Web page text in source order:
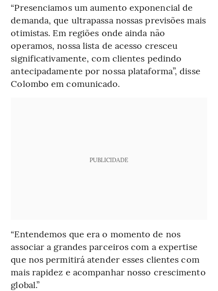
“Presenciamos um aumento exponencial de
demanda, que ultrapassa nossas previsões mais
otimistas. Em regiões onde ainda não
operamos, nossa lista de acesso cresceu
significativamente, com clientes pedindo
antecipadamente por nossa plataforma”, disse
Colombo em comunicado.
PUBLICIDADE
“Entendemos que era o momento de nos
associar a grandes parceiros com a expertise
que nos permitirá atender esses clientes com
mais rapidez e acompanhar nosso crescimento
global.”